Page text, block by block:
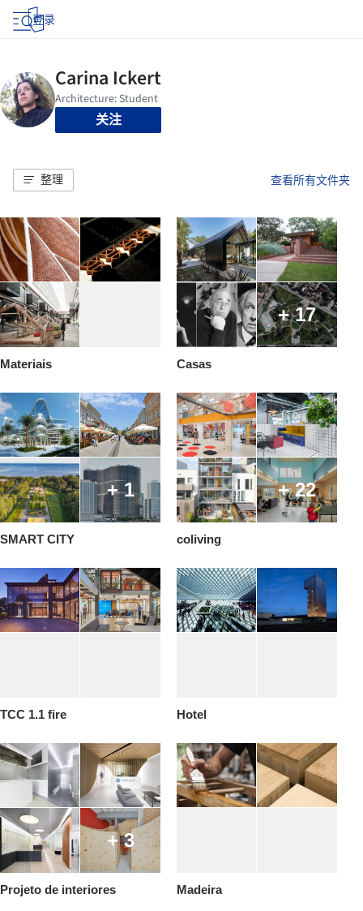
登录
关注
整理 查看所有文件夹
Materiais
+ 17
Casas
+ 1
SMART CITY
+ 22
coliving
TCC 1.1 fire Hotel
+ 3
Projeto de interiores Madeira